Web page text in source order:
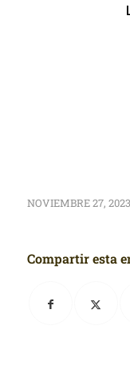
NOVIEMBRE 27, 2023
Compartir esta